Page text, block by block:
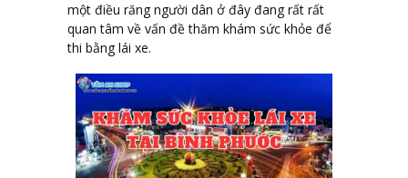
một điều răng người dân ở đây đang rất rất
quan tâm về vấn đề thăm khám sức khỏe để
thi bằng lái xe.